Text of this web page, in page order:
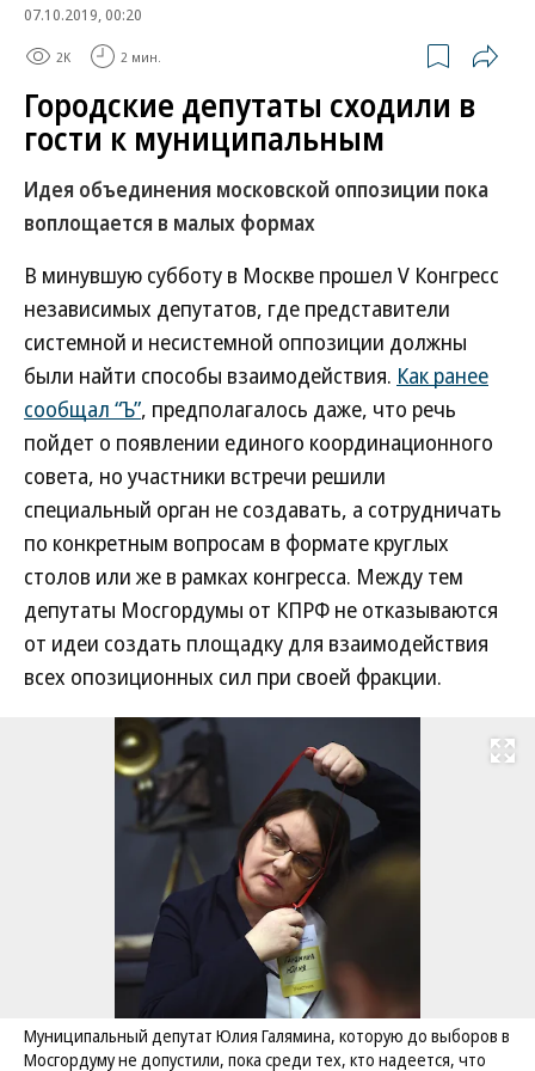
07.10.2019, 00:20
2K 2 мин.
Городские депутаты сходили в
гости к муниципальным
Идея объединения московской оппозиции пока
воплощается в малых формах
В минувшую субботу в Москве прошел V Конгресс
независимых депутатов, где представители
системной и несистемной оппозиции должны
были найти способы взаимодействия. Как ранее
сообщал “Ъ”, предполагалось даже, что речь
пойдет о появлении единого координационного
совета, но участники встречи решили
специальный орган не создавать, а сотрудничать
по конкретным вопросам в формате круглых
столов или же в рамках конгресса. Между тем
депутаты Мосгордумы от КПРФ не отказываются
от идеи создать площадку для взаимодействия
всех опозиционных сил при своей фракции.
Развернуть
Муниципальный депутат Юлия Галямина, которую до выборов в
Мосгордуму не допустили, пока среди тех, кто надеется, что